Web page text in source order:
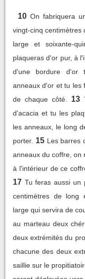
10 On fabriquera
vingt-cinq centimètres
large et soixante-
plaqueras d'or pur, à
d'une bordure d'or
anneaux d'or et tu les
de chaque côté.
13
d'acacia et tu les
les anneaux, le long
porter. 15 Les barres
anneaux du coffre, on
à l'intérieur de ce
17 Tu feras aussi un
centimètres de long
large qui servira de
au marteau deux
deux extrémités du
chacune des deux
saillie sur le